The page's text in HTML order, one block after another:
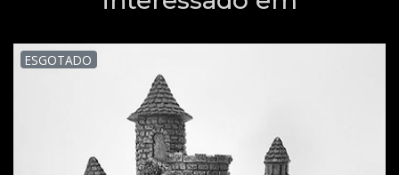
ESGOTADO